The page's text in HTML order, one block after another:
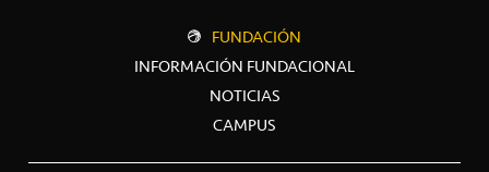
FUNDACIÓN
INFORMACIÓN FUNDACIONAL
NOTICIAS
CAMPUS